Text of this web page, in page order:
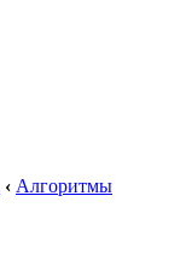
‹ Алгоритмы